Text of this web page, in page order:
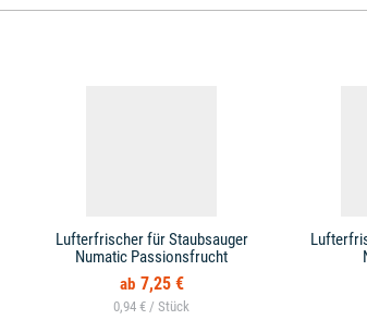
Lufterfrischer für Staubsauger
Numatic Passionsfrucht
7,25 €
0,94 € /